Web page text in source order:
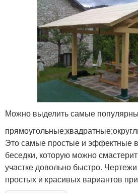
Можно выделить самые
Это самые простые и эффектные
беседки, которую можно
участке довольно быстро.
простых и красивых вариантов